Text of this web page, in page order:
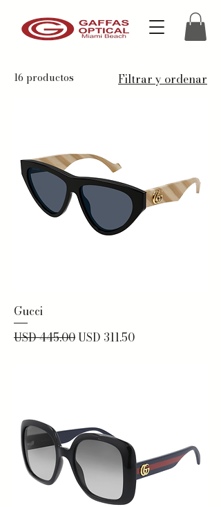
16 productos Filtrar y ordenar
Gucci
Precio
USD 445.00Precio de oferta
USD 311.50